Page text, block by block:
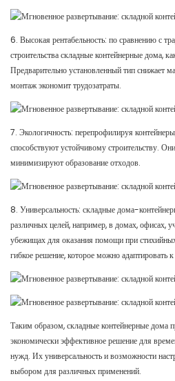
6. Высокая рентабельность: по сравнению с
строительства складные контейнерные дома,
Предварительно установленный тип снижает
монтаж экономит трудозатраты.
7. Экологичность: перепрофилируя
способствуют устойчивому строительству.
минимизируют образование отходов.
8. Универсальность: складные дома-
различных целей, например, в домах, офисах,
убежищах для оказания помощи при
гибкое решение, которое можно адаптировать
Таким образом, складные контейнерные дома
экономически эффективное решение для
нужд. Их универсальность и возможности
выбором для различных применений.